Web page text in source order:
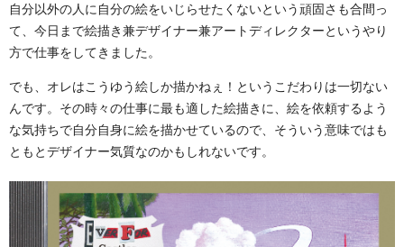
自分以外の人に自分の絵をいじらせたくないという頑固さも合間っ
て、今日まで絵描き兼デザイナー兼アートディレクターというやり
方で仕事をしてきました。
でも、オレはこうゆう絵しか描かねぇ！というこだわりは一切ない
んです。その時々の仕事に最も適した絵描きに、絵を依頼するよう
な気持ちで自分自身に絵を描かせているので、そういう意味ではも
ともとデザイナー気質なのかもしれないです。